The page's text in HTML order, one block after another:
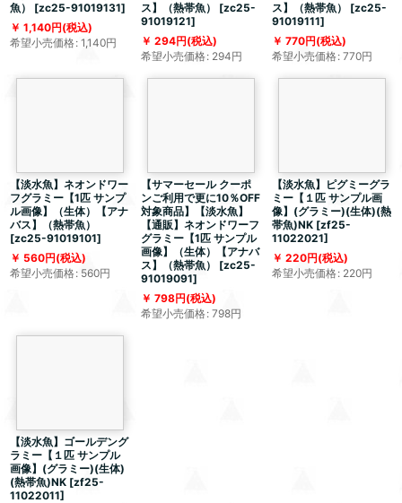
魚）
[zc25-91019131]
1,140円(税込)
希望小売価格: 1,140円
ス】（熱帯魚）
[zc25-
91019121]
294円(税込)
希望小売価格: 294円
ス】（熱帯魚）
[zc25-
91019111]
770円(税込)
希望小売価格: 770円
【淡水魚】ネオンドワー
フグラミー【1匹 サンプ
ル画像】（生体）【アナ
バス】（熱帯魚）
[zc25-91019101]
560円(税込)
希望小売価格: 560円
【サマーセール クーポ
ンご利用で更に10％OFF
対象商品】【淡水魚】
【通販】ネオンドワーフ
グラミー【1匹 サンプル
画像】（生体）【アナバ
ス】（熱帯魚）
[zc25-
91019091]
798円(税込)
希望小売価格: 798円
【淡水魚】ピグミーグラ
ミー【１匹 サンプル画
像】(グラミー)(生体)(熱
帯魚)NK [zf25-
11022021]
220円(税込)
希望小売価格: 220円
【淡水魚】ゴールデング
ラミー【１匹 サンプル
画像】(グラミー)(生体)
(熱帯魚)NK [zf25-
11022011]